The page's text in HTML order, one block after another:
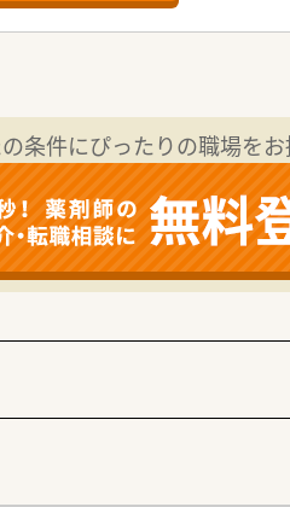
みです。
す。
す。
す。
います。
ます。
りません。
あります。
。
重要です。
できます。
条件にぴったりの職場をお